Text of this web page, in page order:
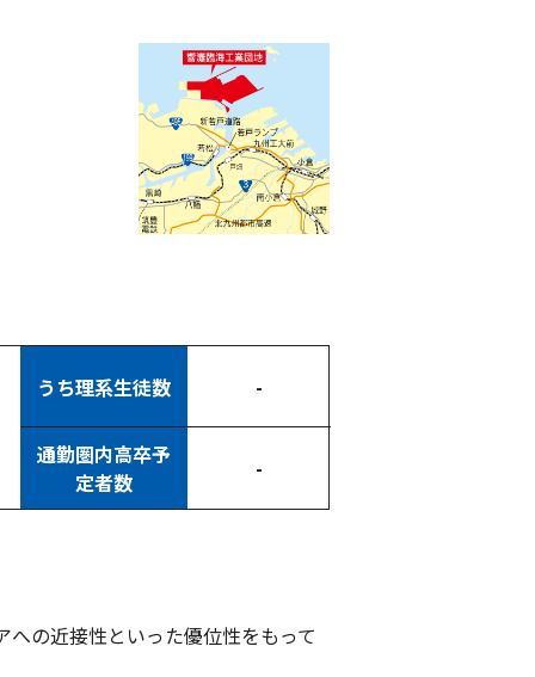
うち理系生徒数 -
通勤圏内高卒予
定者数
-
の近接性といった優位性をもって